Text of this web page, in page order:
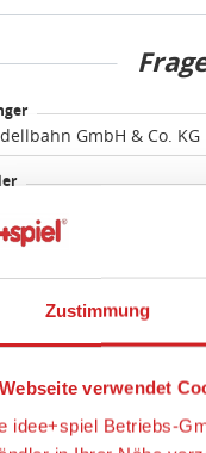
Zustimmung
verwendet
idee+spiel Betriebs-
in Ihrer Nähe